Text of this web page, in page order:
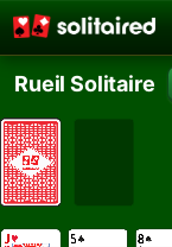
Rueil Solitaire